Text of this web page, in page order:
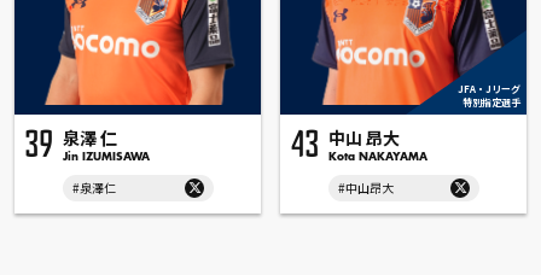
39 泉澤 仁
Jin IZUMISAWA
#泉澤仁
JFA・Jリーグ
特別指定選手
43 中山 昂大
Kota NAKAYAMA
#中山昂大